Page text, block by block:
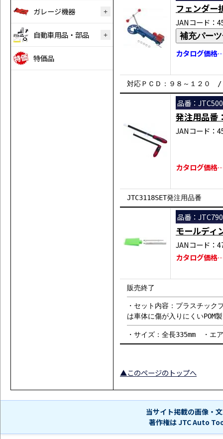
ガレージ機器
自動車用品・部品
特価品
フェンダー
JANコード：
補充パー
カタログ価格
対応ＰＣＤ：９８～１２０ /
品番：
発注用品番
JANコード：
カタログ価格
JTC3118SET発注用品番
品番：
モールディ
JANコード：
カタログ価格
販売終了
・セット内容：プラスチッ
は車体に傷が入りにくいPOM製
・サイズ：全長335mm ・エ
▲このページのトップへ
当サイト掲載の画像・
著作権は JTC Auto